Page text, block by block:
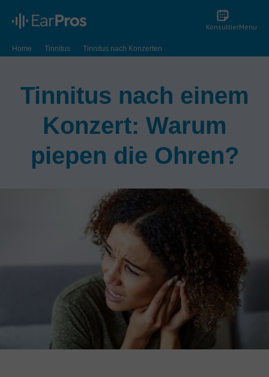
KonsultierMenu
Home Tinnitus Tinnitus nach Konzerten
Tinnitus nach einem
Konzert: Warum
piepen die Ohren?